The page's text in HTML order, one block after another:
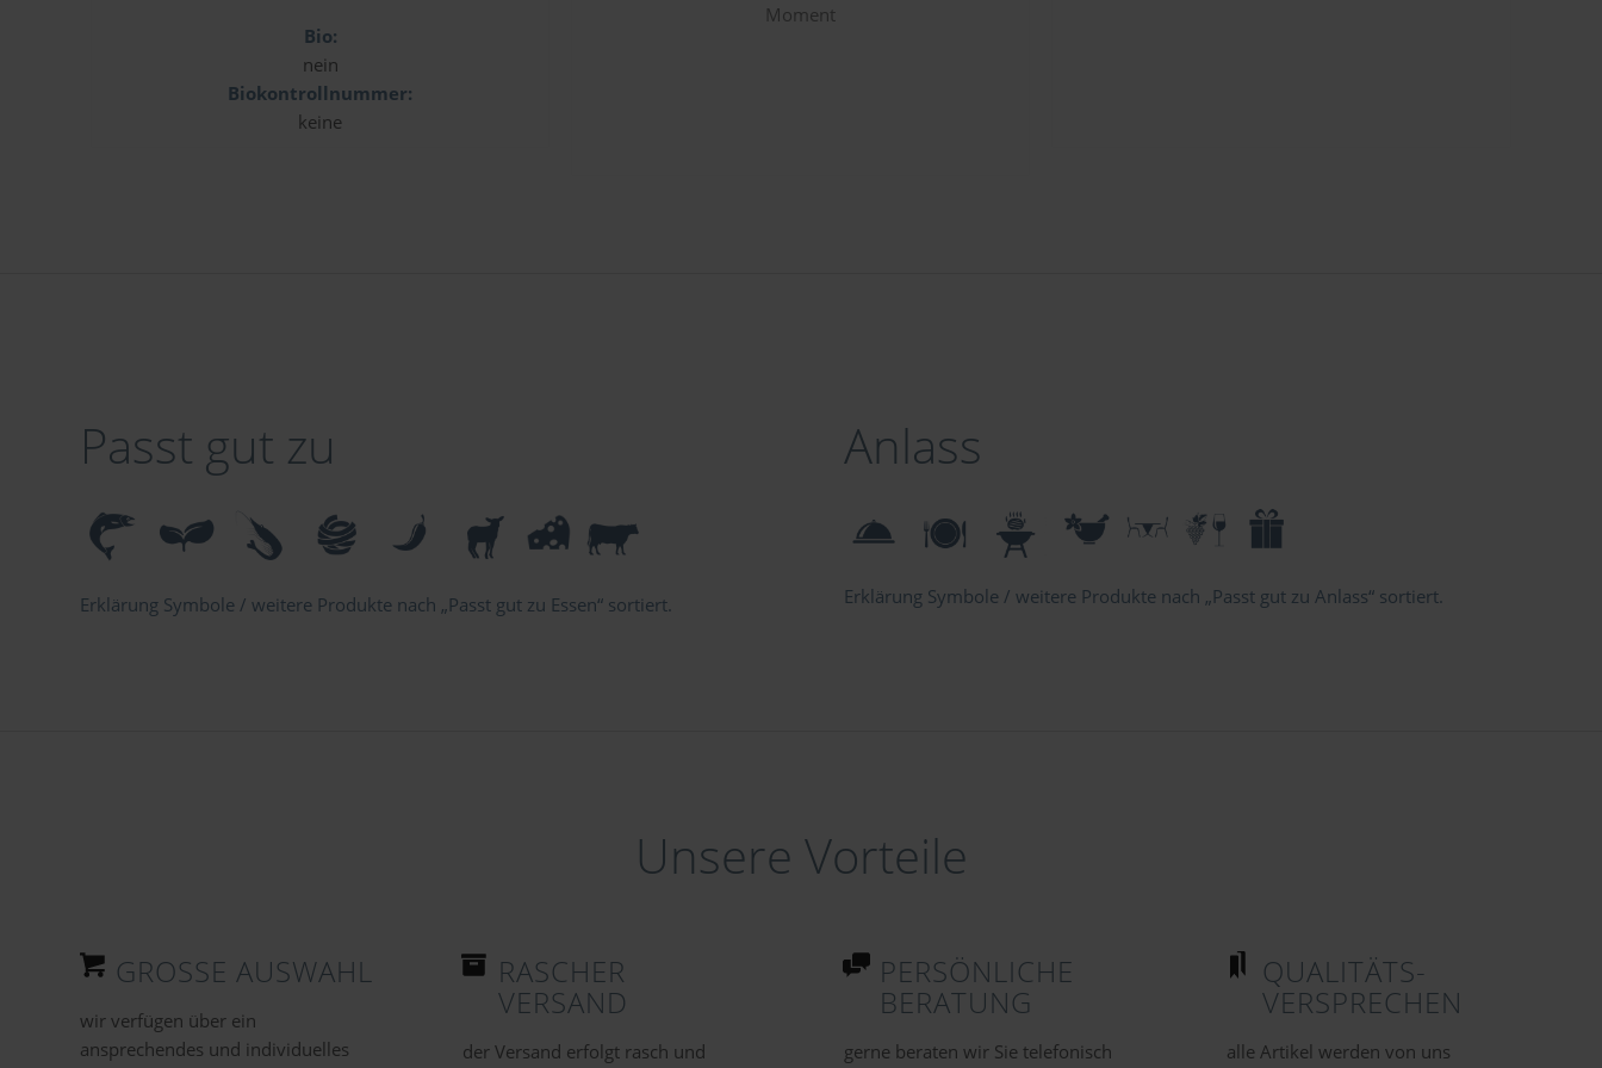
Bio:
nein
Biokontrollnummer:
keine
Moment
Passt gut zu
Erklärung Symbole / weitere Produkte nach „Passt gut zu Essen“ sortiert.
Anlass
Erklärung Symbole / weitere Produkte nach „Passt gut zu Anlass“ sortiert.
Unsere Vorteile
GROSSE AUSWAHL
wir verfügen über ein
ansprechendes und individuelles
RASCHER
VERSAND
der Versand erfolgt rasch und
PERSÖNLICHE
BERATUNG
gerne beraten wir Sie telefonisch
QUALITÄTS-
VERSPRECHEN
alle Artikel werden von uns